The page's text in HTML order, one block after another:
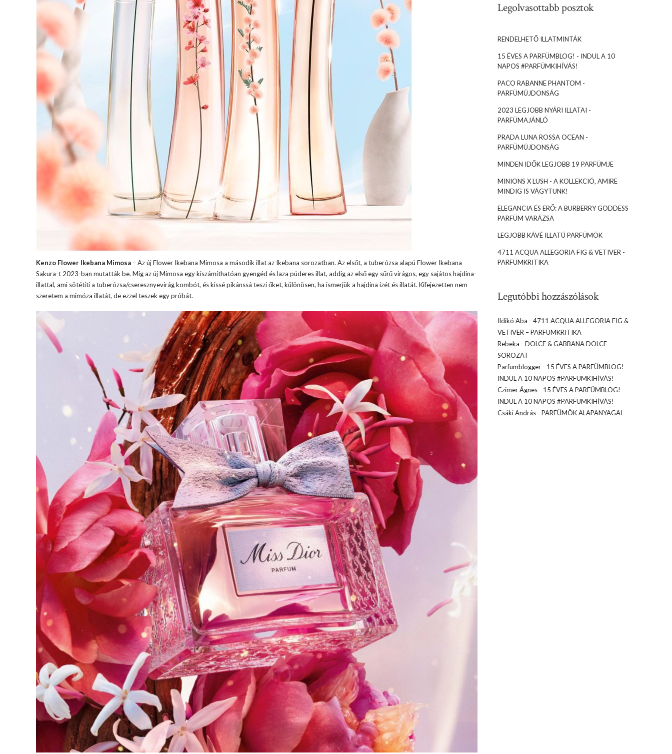
Kenzo Flower Ikebana Mimosa – Az új Flower Ikebana Mimosa a második illat az Ikebana sorozatban. Az elsőt, a tuberózsa alapú Flower Ikebana
Sakura-t 2023-ban mutatták be. Míg az új Mimosa egy kiszámíthatóan gyengéd és laza púderes illat, addig az első egy sűrű virágos, egy sajátos hajdina-
illattal, ami sötétíti a tuberózsa/cseresznyevirág kombót, és kissé pikánssá teszi őket, különösen, ha ismerjük a hajdina ízét és illatát. Kifejezetten nem
szeretem a mimóza illatát, de ezzel teszek egy próbát.
Legolvasottabb posztok
RENDELHETŐ ILLATMINTÁK
15 ÉVES A PARFÜMBLOG! - INDUL A 10
NAPOS #PARFÜMKIHÍVÁS!
PACO RABANNE PHANTOM -
PARFÜMÚJDONSÁG
2023 LEGJOBB NYÁRI ILLATAI -
PARFÜMAJÁNLÓ
PRADA LUNA ROSSA OCEAN -
PARFÜMÚJDONSÁG
MINDEN IDŐK LEGJOBB 19 PARFÜMJE
MINIONS X LUSH - A KOLLEKCIÓ, AMIRE
MINDIG IS VÁGYTUNK!
ELEGANCIA ÉS ERŐ: A BURBERRY GODDESS
PARFÜM VARÁZSA
LEGJOBB KÁVÉ ILLATÚ PARFÜMÖK
4711 ACQUA ALLEGORIA FIG & VETIVER -
PARFÜMKRITIKA
Legutóbbi hozzászólások
Ildikó Aba - 4711 ACQUA ALLEGORIA FIG &
VETIVER – PARFÜMKRITIKA
Rebeka - DOLCE & GABBANA DOLCE
SOROZAT
Parfumblogger- 15 ÉVES A PARFÜMBLOG! –
INDUL A 10 NAPOS #PARFÜMKIHÍVÁS!
Czimer Ágnes- 15 ÉVES A PARFÜMBLOG! –
INDUL A 10 NAPOS #PARFÜMKIHÍVÁS!
Csáki András- PARFÜMÖK ALAPANYAGAI